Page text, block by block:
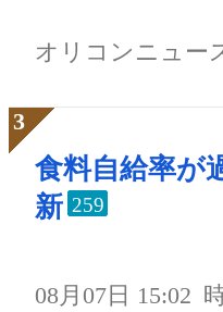
オリコンニュー
食料自給率が
新 259
08月07日 15:02